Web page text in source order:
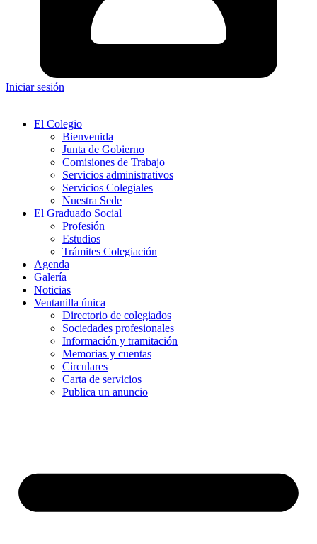
Iniciar sesión
El Colegio
Bienvenida
Junta de Gobierno
Comisiones de Trabajo
Servicios administrativos
Servicios Colegiales
Nuestra Sede
El Graduado Social
Profesión
Estudios
Trámites Colegiación
Agenda
Galería
Noticias
Ventanilla única
Directorio de colegiados
Sociedades profesionales
Información y tramitación
Memorias y cuentas
Circulares
Carta de servicios
Publica un anuncio